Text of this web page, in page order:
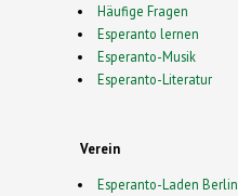
Häufige Fragen
Esperanto lernen
Esperanto-Musik
Esperanto-Literatur
Verein
Esperanto-Laden Berlin